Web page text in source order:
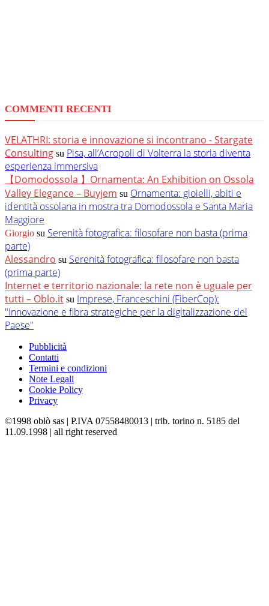
COMMENTI RECENTI
VELATHRI: storia e innovazione si incontrano - Stargate
Consulting su Pisa, all’Acropoli di Volterra la storia diventa
esperienza immersiva
【Domodossola 】Ornamenta: An Exhibition on Ossola
Valley Elegance – Buyjem su Ornamenta: gioielli, abiti e
identità ossolana in mostra tra Domodossola e Santa Maria
Maggiore
Giorgio su Serenità fotografica: filosofare non basta (prima
parte)
Alessandro su Serenità fotografica: filosofare non basta
(prima parte)
Internet e territorio nazionale: la rete non è uguale per
tutti – Oblo.it su Imprese, Franceschini (FiberCop):
"Innovazione e fibra strategiche per la digitalizzazione del
Paese"
Pubblicità
Contatti
Termini e condizioni
Note Legali
Cookie Policy
Privacy
©1998 oblò sas | P.IVA 07558480013 | trib. torino n. 5185 del
11.09.1998 | all right reserved